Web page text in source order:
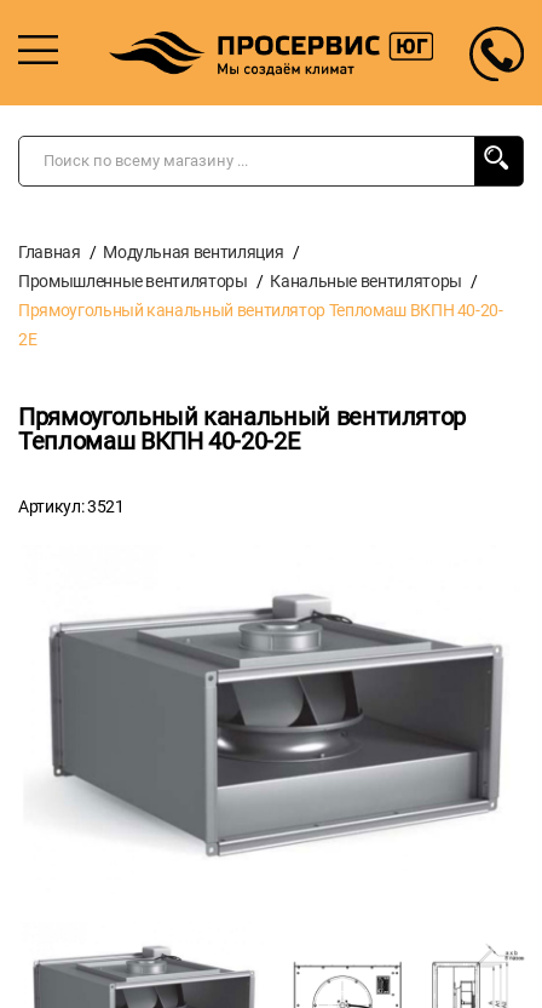
Главная
Модульная вентиляция
Промышленные вентиляторы
Канальные вентиляторы
Прямоугольный канальный вентилятор Тепломаш ВКПН 40-20-
2E
Прямоугольный канальный вентилятор
Тепломаш ВКПН 40-20-2E
Артикул: 3521